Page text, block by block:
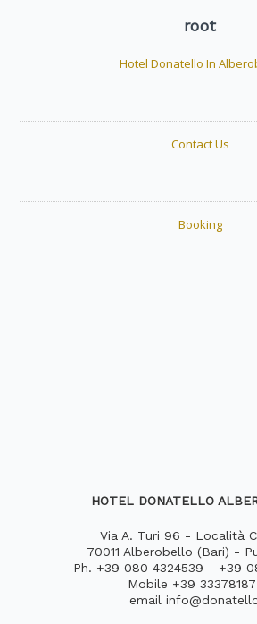
root
Hotel Donatello In
Contact Us
Booking
HOTEL DONATELLO
Via A. Turi 96 - Località
70011 Alberobello (Bari) -
Ph. +39 080 4324539 - +39
Mobile +39
email